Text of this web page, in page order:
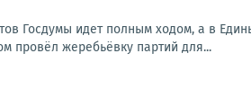
Госдумы идет полным ходом, а в
провёл жеребьёвку партий для...